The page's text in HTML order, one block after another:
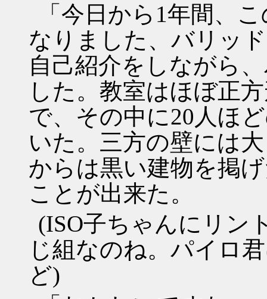
「今日から1年間、
なりました、バリッ
自己紹介をしながら
した。教室はほぼ正
で、その中に20人ほ
いた。三方の壁には
からは黒い建物を掲
ことが出来た。
(ISO子ちゃんにリン
じ組なのね。パイロ
ど)